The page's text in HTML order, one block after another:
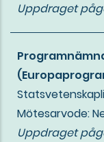
Uppdraget
Mötesarvode:
Uppdraget